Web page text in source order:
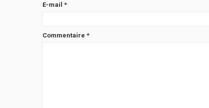
E-mail *
Commentaire *